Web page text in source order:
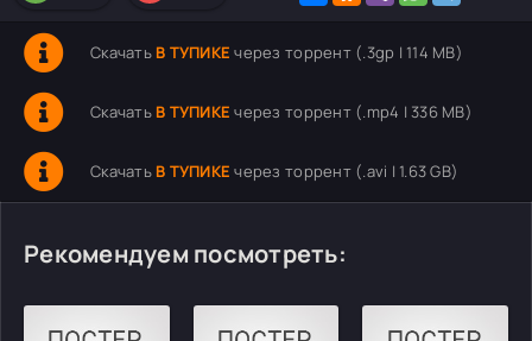
Скачать В ТУПИКЕ через торрент (.3gp | 114 MB)
Скачать В ТУПИКЕ через торрент (.mp4 | 336 MB)
Скачать В ТУПИКЕ через торрент (.avi | 1.63 GB)
Рекомендуем посмотреть: